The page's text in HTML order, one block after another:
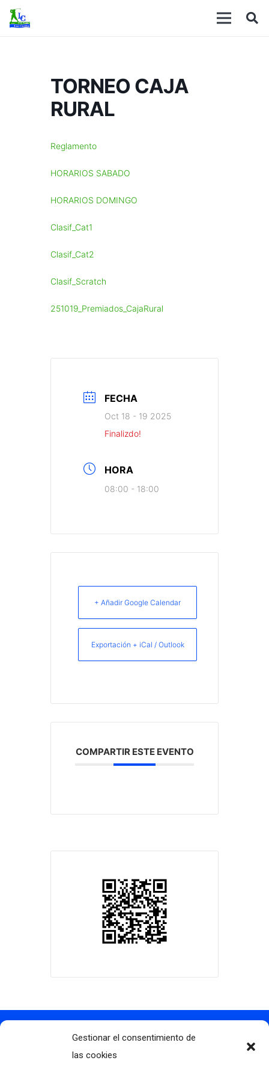
Gestionar el consentimiento de
las cookies
TORNEO CAJA
RURAL
Reglamento
HORARIOS SABADO
HORARIOS DOMINGO
Clasif_Cat1
Clasif_Cat2
Clasif_Scratch
251019_Premiados_CajaRural
FECHA
Oct 18 - 19 2025
Finalizdo!
HORA
08:00 - 18:00
+ Añadir Google Calendar
Exportación + iCal / Outlook
COMPARTIR ESTE EVENTO
Contacto
info@clubdegolflascaldas.com